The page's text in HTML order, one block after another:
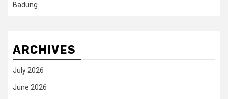
Badung
ARCHIVES
July 2026
June 2026